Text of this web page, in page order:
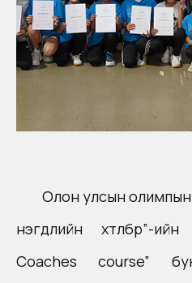
Олон улсын
нэгдлийн хөтөлбөр”-
Coaches course”